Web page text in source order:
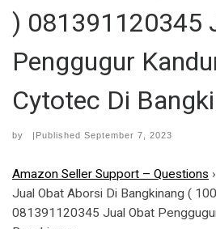
) 081391120345
Penggugur
Cytotec Di
by |Published September 7, 2023
Amazon Seller Support – Questions ›
Jual Obat Aborsi Di Bangkinang (
081391120345 Jual Obat